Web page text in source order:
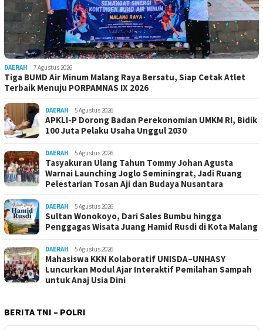
DAERAH 7 Agustus 2026
Tiga BUMD Air Minum Malang Raya Bersatu, Siap Cetak Atlet
Terbaik Menuju PORPAMNAS IX 2026
DAERAH 5 Agustus 2026
APKLI-P Dorong Badan Perekonomian UMKM RI, Bidik
100 Juta Pelaku Usaha Unggul 2030
DAERAH 5 Agustus 2026
Tasyakuran Ulang Tahun Tommy Johan Agusta
Warnai Launching Joglo Seminingrat, Jadi Ruang
Pelestarian Tosan Aji dan Budaya Nusantara
DAERAH 5 Agustus 2026
Sultan Wonokoyo, Dari Sales Bumbu hingga
Penggagas Wisata Juang Hamid Rusdi di Kota Malang
DAERAH 5 Agustus 2026
Mahasiswa KKN Kolaboratif UNISDA–UNHASY
Luncurkan Modul Ajar Interaktif Pemilahan Sampah
untuk Anaj Usia Dini
BERITA TNI – POLRI